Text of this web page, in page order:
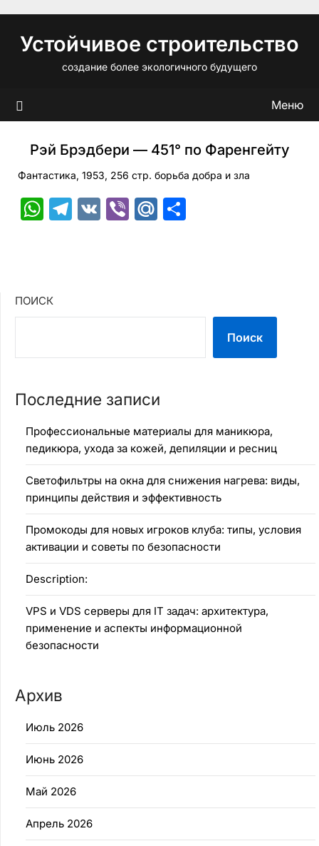
содержимому
Устойчивое строительство
создание более экологичного будущего
Меню
Рэй Брэдбери — 451° по Фаренгейту
Фантастика, 1953, 256 стр. борьба добра и зла
WhatsApp
Telegram
VK ViberMail.Ru
ПОИСК
Поиск
Последние записи
Профессиональные материалы для маникюра,
педикюра, ухода за кожей, депиляции и ресниц
Светофильтры на окна для снижения нагрева: виды,
принципы действия и эффективность
Промокоды для новых игроков клуба: типы, условия
активации и советы по безопасности
Description:
VPS и VDS серверы для IT задач: архитектура,
применение и аспекты информационной
безопасности
Архив
Июль 2026
Июнь 2026
Май 2026
Апрель 2026